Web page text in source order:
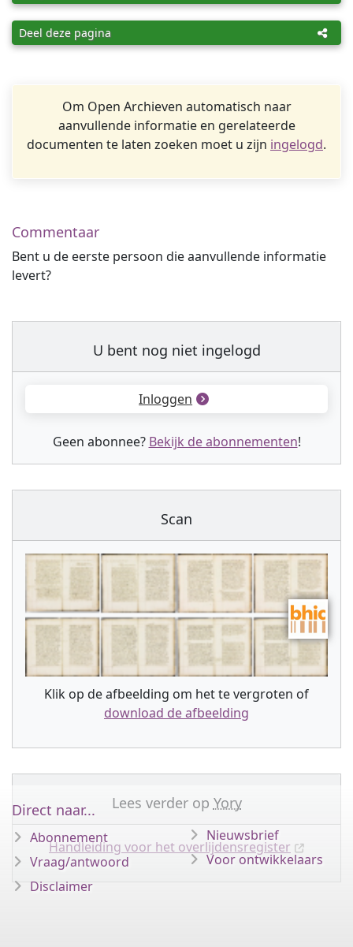
Deel deze pagina
Om Open Archieven automatisch naar
aanvullende informatie en gerelateerde
documenten te laten zoeken moet u zijn ingelogd.
Commentaar
Bent u de eerste persoon die aanvullende informatie
levert?
U bent nog niet ingelogd
Inloggen
Geen abonnee? Bekijk de abonnementen!
Scan
Klik op de afbeelding om het te vergroten of
download de afbeelding
Lees verder op Yory
Handleiding voor het overlijdensregister
Direct naar...
Abonnement
Vraag/antwoord
Disclaimer
Nieuwsbrief
Voor ontwikkelaars